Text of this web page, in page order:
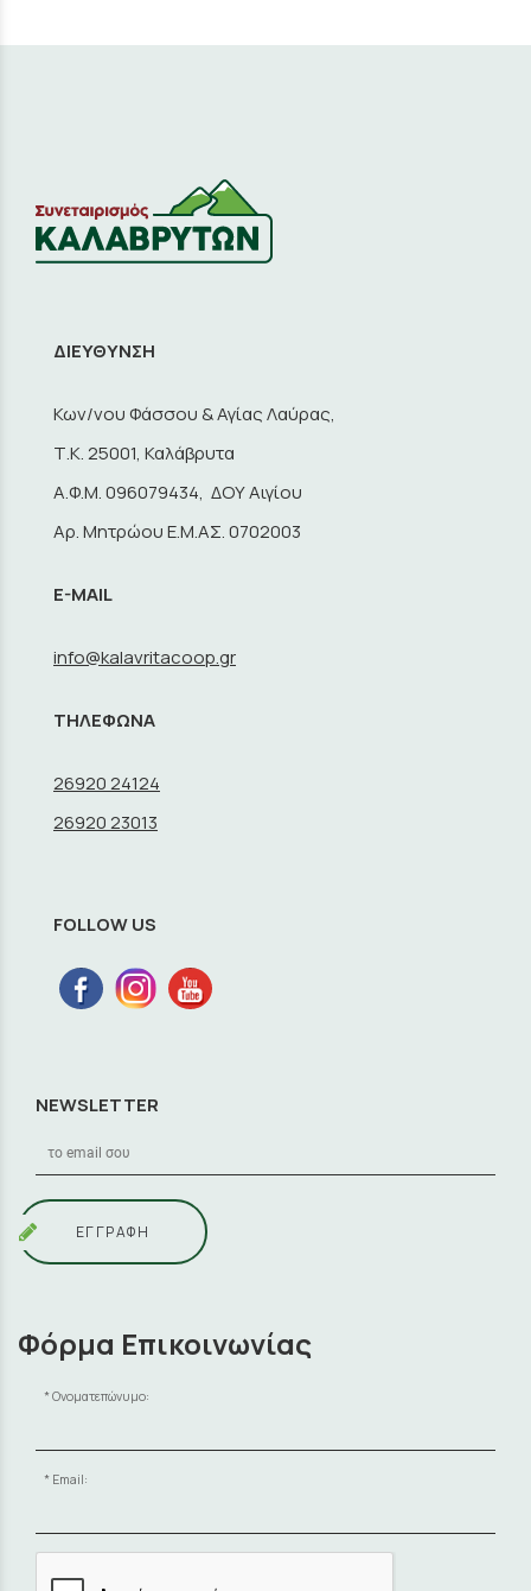
ΔΙΕΥΘΥΝΣΗ
Κων/νου Φάσσου & Αγίας Λαύρας,
Τ.Κ. 25001, Καλάβρυτα
A.Φ.Μ. 096079434, ΔΟΥ Αιγίου
Αρ. Μητρώου Ε.Μ.ΑΣ. 0702003
E-MAIL
info@kalavritacoop.gr
ΤΗΛΕΦΩΝΑ
26920 24124
26920 23013
FOLLOW US
NEWSLETTER
ΕΓΓΡΑΦΗ
Φόρμα Επικοινωνίας
Ονοματεπώνυμο:
Email: